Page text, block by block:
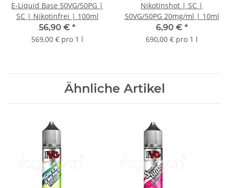
E-Liquid Base 50VG/50PG |
SC | Nikotinfrei | 100ml
56,90 € *
569,00 € pro 1 l
Nikotinshot | SC |
50VG/50PG 20mg/ml | 10ml
6,90 € *
690,00 € pro 1 l
Ähnliche Artikel